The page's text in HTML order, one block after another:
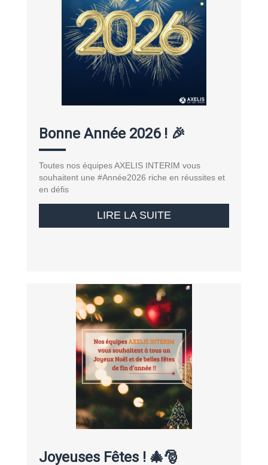
Bonne Année 2026 ! 🎉
Toutes nos équipes AXELIS INTERIM vous
souhaitent une #Année2026 riche en réussites et
en défis
LIRE LA SUITE
Joyeuses Fêtes ! 🎄🎅